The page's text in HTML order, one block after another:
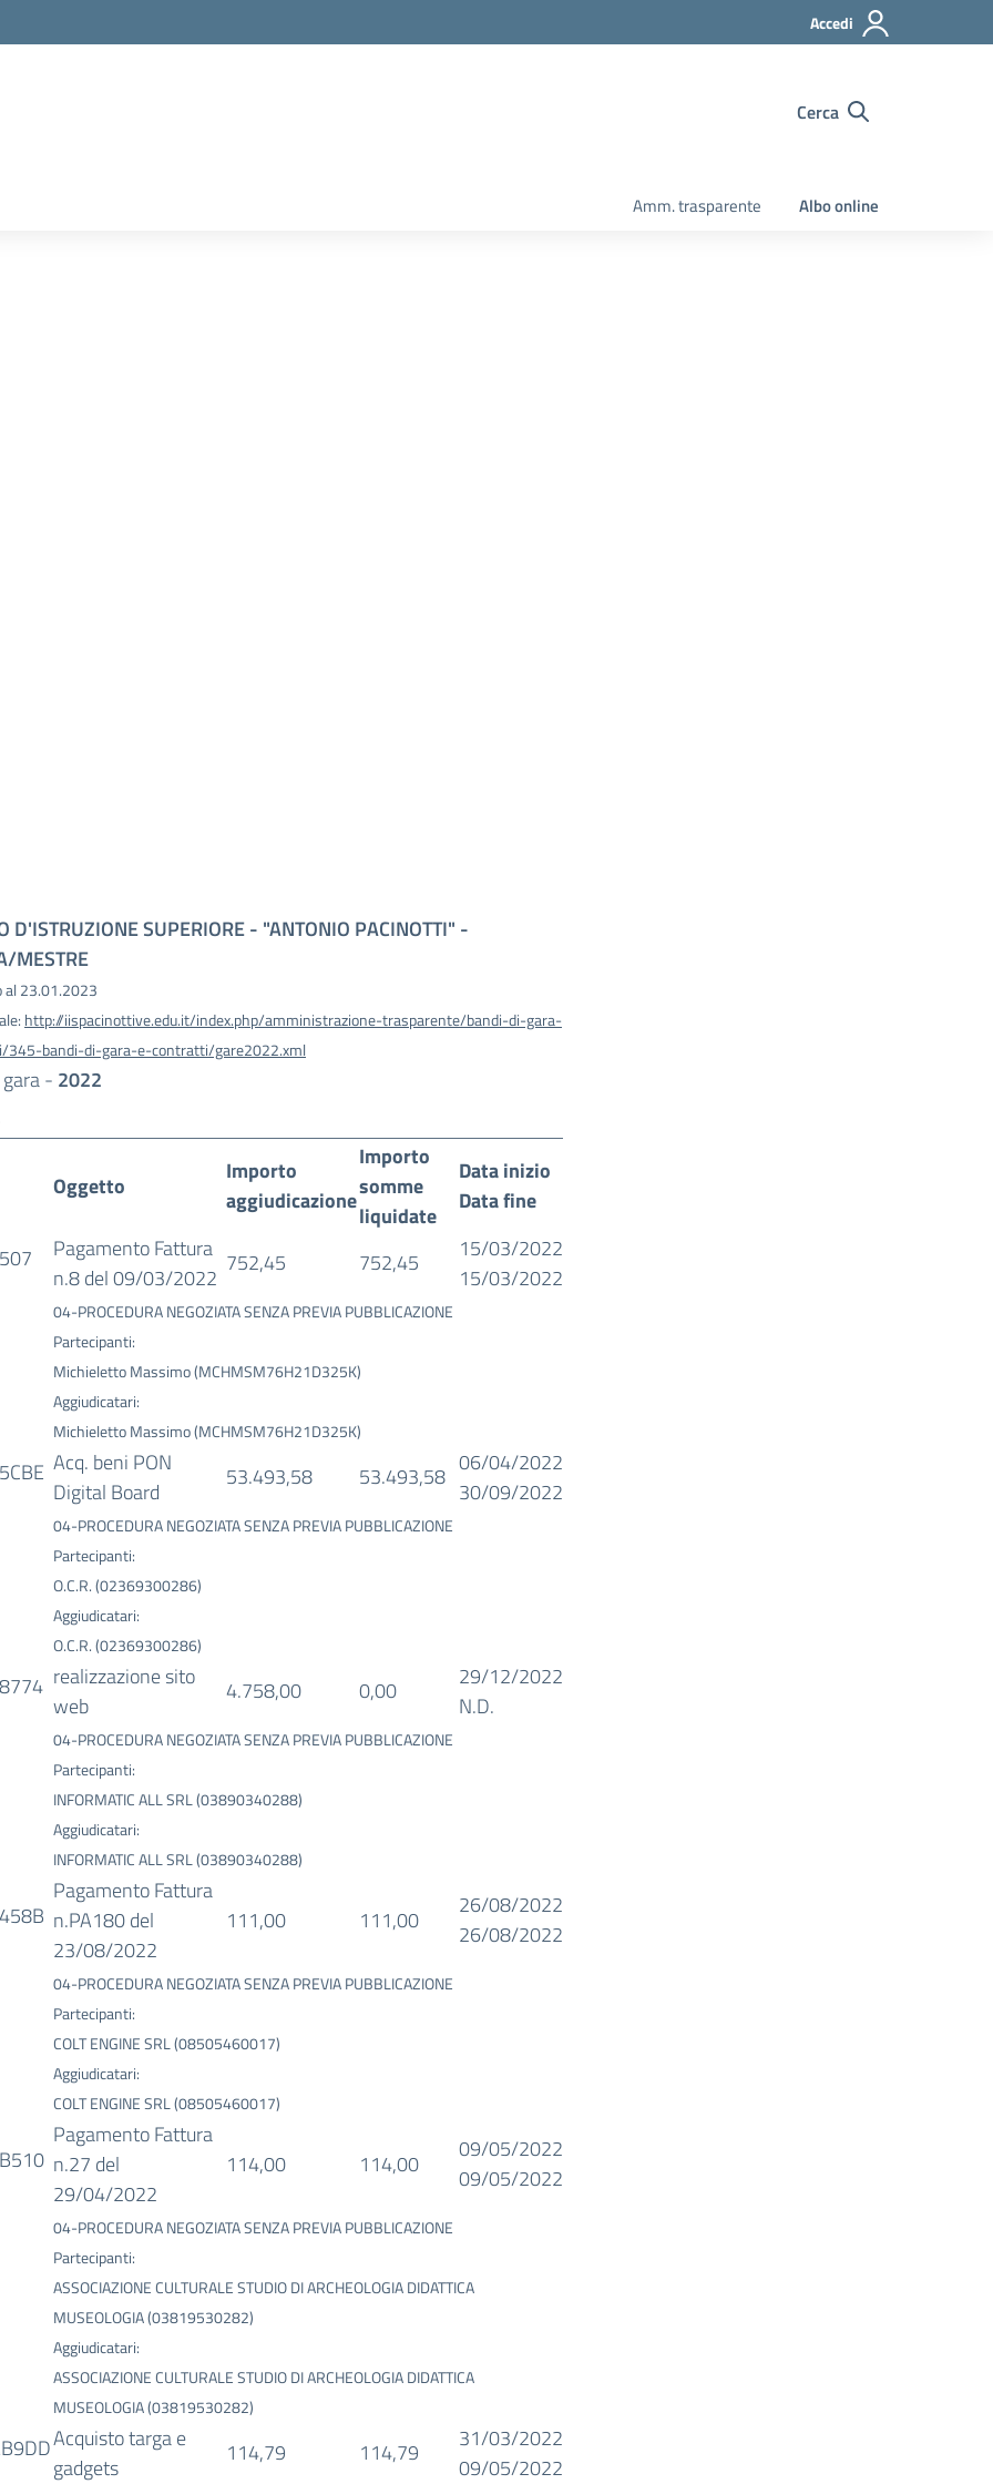
Accedi
Cerca
Amm. trasparente Albo online
D'ISTRUZIONE SUPERIORE - "ANTONIO PACINOTTI" -
MESTRE
al 23.01.2023
http://iispacinottive.edu.it/index.php/amministrazione-trasparente/bandi-di-gara-
345-bandi-di-gara-e-contratti/gare2022.xml
- 2022
Oggetto
Importo
aggiudicazione
Importo
somme
liquidate
Data inizio
Data fine
Pagamento Fattura
n.8 del 09/03/2022
752,45 752,45
15/03/2022
15/03/2022
04-PROCEDURA NEGOZIATA SENZA PREVIA PUBBLICAZIONE
Partecipanti:
Michieletto Massimo (MCHMSM76H21D325K)
Aggiudicatari:
Michieletto Massimo (MCHMSM76H21D325K)
Acq. beni PON
Digital Board
53.493,58 53.493,58 06/04/2022
30/09/2022
04-PROCEDURA NEGOZIATA SENZA PREVIA PUBBLICAZIONE
Partecipanti:
O.C.R. (02369300286)
Aggiudicatari:
O.C.R. (02369300286)
realizzazione sito
web
4.758,00 0,00
29/12/2022
N.D.
04-PROCEDURA NEGOZIATA SENZA PREVIA PUBBLICAZIONE
Partecipanti:
INFORMATIC ALL SRL (03890340288)
Aggiudicatari:
INFORMATIC ALL SRL (03890340288)
Pagamento Fattura
n.PA180 del
23/08/2022
111,00 111,00
26/08/2022
26/08/2022
04-PROCEDURA NEGOZIATA SENZA PREVIA PUBBLICAZIONE
Partecipanti:
COLT ENGINE SRL (08505460017)
Aggiudicatari:
COLT ENGINE SRL (08505460017)
Pagamento Fattura
n.27 del
29/04/2022
114,00 114,00
09/05/2022
09/05/2022
04-PROCEDURA NEGOZIATA SENZA PREVIA PUBBLICAZIONE
Partecipanti:
ASSOCIAZIONE CULTURALE STUDIO DI ARCHEOLOGIA DIDATTICA
MUSEOLOGIA (03819530282)
Aggiudicatari:
ASSOCIAZIONE CULTURALE STUDIO DI ARCHEOLOGIA DIDATTICA
MUSEOLOGIA (03819530282)
Acquisto targa e
gadgets
114,79 114,79
31/03/2022
09/05/2022